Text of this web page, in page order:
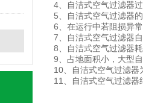
4 、自洁式空气过滤器
5 、自洁式空气过滤器
6 、在运行中若阻损异
7 、自洁式空气过滤器
8 、自洁式空气过滤器
9 、占地面积小，大型
10 、自洁式空气过滤
11
、自洁式空气过滤